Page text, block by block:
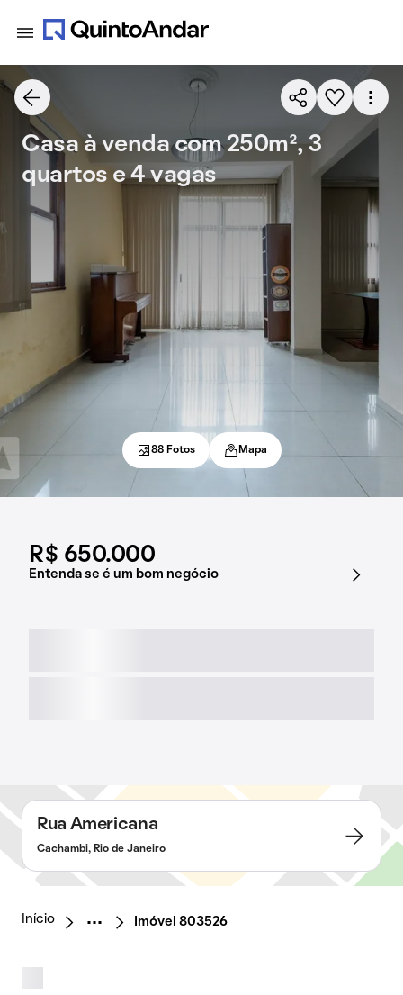
R$ 650.000
Entenda se é um bom negócio
Casa à venda com 250m², 3
quartos e 4 vagas
88 Fotos Mapa
Rua Americana
Cachambi, Rio de Janeiro
Início Imóvel 803526